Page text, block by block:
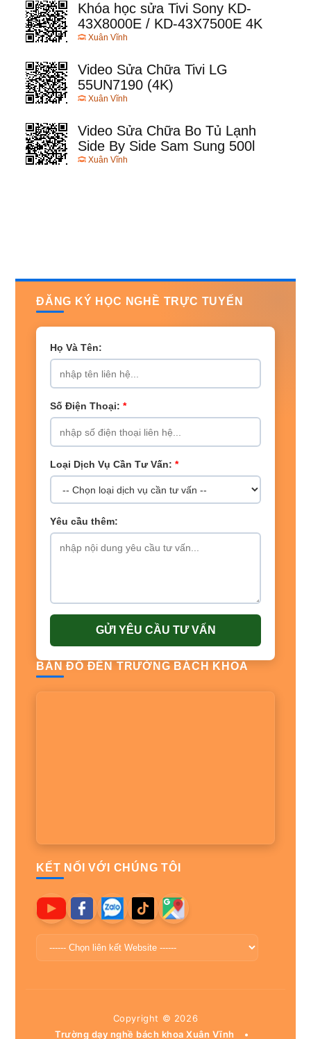
Khóa học sửa Tivi Sony KD-
43X8000E / KD-43X7500E 4K
Xuân Vĩnh
Video Sửa Chữa Tivi LG
55UN7190 (4K)
Xuân Vĩnh
Video Sửa Chữa Bo Tủ Lạnh
Side By Side Sam Sung 500l
Xuân Vĩnh
ĐĂNG KÝ HỌC NGHỀ TRỰC TUYẾN
Họ Và Tên:
Số Điện Thoại: *
Loại Dịch Vụ Cần Tư Vấn: *
Yêu cầu thêm:
GỬI YÊU CẦU TƯ VẤN
BẢN ĐỒ ĐẾN TRƯỜNG BÁCH KHOA
KẾT NỐI VỚI CHÚNG TÔI
Copyright © 2026
Trường dạy nghề bách khoa Xuân Vĩnh
•